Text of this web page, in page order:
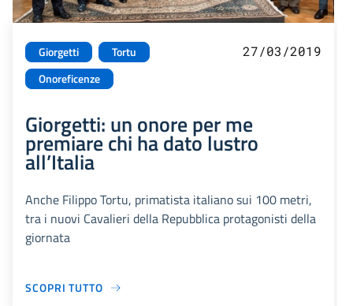
Giorgetti
Tortu
Onoreficenze
27/03/2019
Giorgetti: un onore per me
premiare chi ha dato lustro
all’Italia
Anche Filippo Tortu, primatista italiano sui 100 metri,
tra i nuovi Cavalieri della Repubblica protagonisti della
giornata
SCOPRI TUTTO